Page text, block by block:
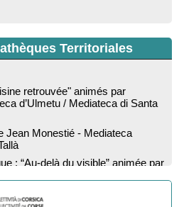
Territoriales
d’Ulmetu / Mediateca di Santa
- Médiathèque - Pitretu è
Malberti Morin :